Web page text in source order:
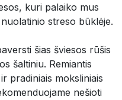
kuri palaiko mus
streso būklėje.
šias šviesos rūšis
šaltiniu. Remiantis
pradiniais moksliniais
nešioti